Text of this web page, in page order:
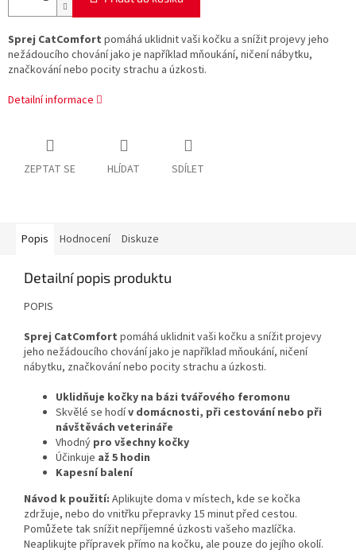
Sprej CatComfort pomáhá uklidnit vaši kočku a snížit projevy jeho
nežádoucího chování jako je například mňoukání, ničení nábytku,
značkování nebo pocity strachu a úzkosti.
Detailní informace
ZEPTAT SE HLÍDAT SDÍLET
Popis Hodnocení Diskuze
Detailní popis produktu
POPIS
Sprej CatComfort pomáhá uklidnit vaši kočku a snížit projevy
jeho nežádoucího chování jako je například mňoukání, ničení
nábytku, značkování nebo pocity strachu a úzkosti.
Uklidňuje kočky na bázi tvářového feromonu
Skvělé se hodív domácnosti, při cestování nebo při
návštěvách veterináře
Vhodný pro všechny kočky
Účinkuje až 5 hodin
Kapesní balení
Návod k použití: Aplikujte doma v místech, kde se kočka
zdržuje, nebo do vnitřku přepravky 15 minut před cestou.
Pomůžete tak snížit nepříjemné úzkosti vašeho mazlíčka.
Neaplikujte přípravek přímo na kočku, ale pouze do jejího okolí.